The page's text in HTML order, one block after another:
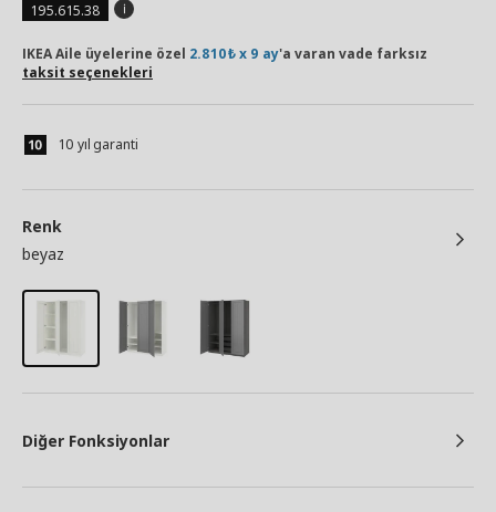
195.615.38
IKEA Aile üyelerine özel 2.810₺ x 9 ay'a varan vade farksız
taksit seçenekleri
10 yıl garanti
Renk
beyaz
Diğer Fonksiyonlar